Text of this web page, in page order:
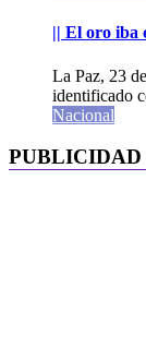
|| El oro iba
La Paz, 23
identificado
Nacional
PUBLICIDAD